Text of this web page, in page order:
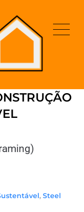
, Steel